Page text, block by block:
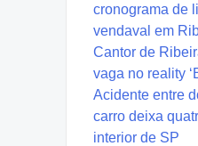
cronograma de
vendaval em
Cantor de
vaga no reality
Acidente entre
carro deixa
interior de SP